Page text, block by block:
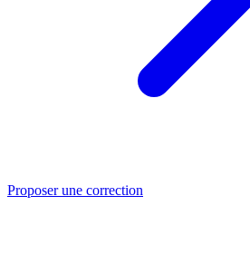
Proposer une correction